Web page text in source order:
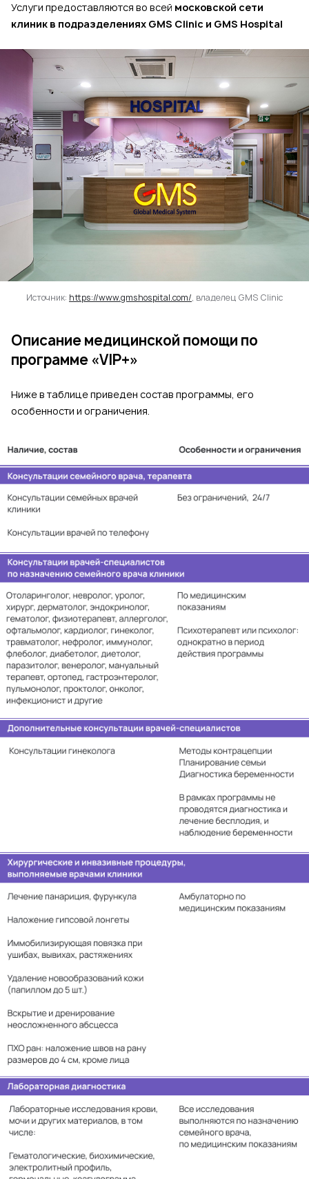
Услуги предоставляются во всей московской сети
клиник в подразделениях GMS Clinic и GMS Hospital
Источник: https://www.gmshospital.com/, владелец GMS Clinic
Описание медицинской помощи по
программе «VIP+»
Ниже в таблице приведен состав программы, его
особенности и ограничения.